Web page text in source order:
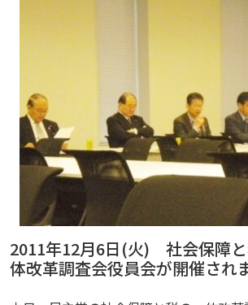
2011年12月6日(火) 社会保障
体改革調査会役員会が開催され